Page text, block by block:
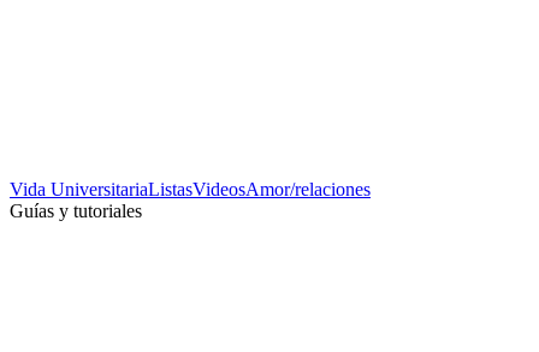
Vida UniversitariaListasVideosAmor/relaciones
Guías y tutoriales